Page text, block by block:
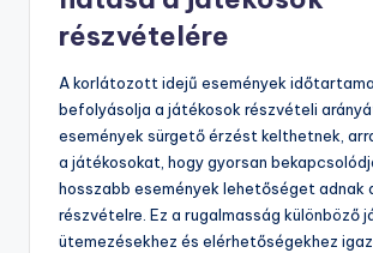
részvételére
A korlátozott idejű események
befolyásolja a játékosok részvételi
események sürgető érzést kelthetnek,
a játékosokat, hogy gyorsan
hosszabb események lehetőséget adnak
részvételre. Ez a rugalmasság különböző
ütemezésekhez és elérhetőségekhez